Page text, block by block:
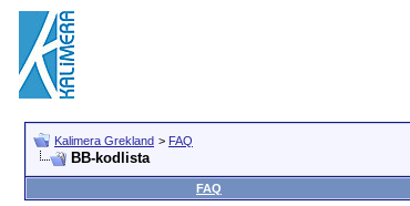
Kalimera Grekland > FAQ
BB-kodlista
FAQ